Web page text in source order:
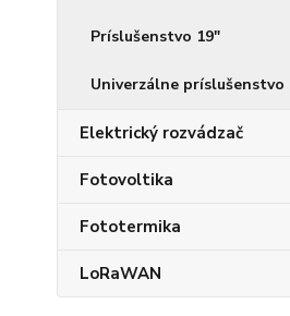
Príslušenstvo 19"
Univerzálne príslušenstvo
Elektrický rozvádzač
Fotovoltika
Fototermika
LoRaWAN